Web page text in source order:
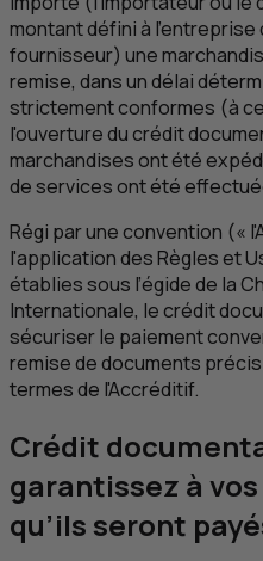
montant défini à
fournisseur) une
remise, dans un délai
strictement conformes (à
l'ouverture du crédit
marchandises ont été
de services ont été
Régi par une convention («
l'application des Règles et
établies sous l’égide de la
Internationale, le crédit
sécuriser le paiement
remise de documents
termes de l'Accréditif.
Crédit
garantissez à
qu’ils seront